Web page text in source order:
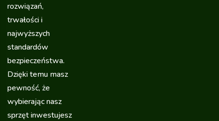
rozwiązań,
trwałości i
najwyższych
standardów
bezpieczeństwa.
Dzięki temu masz
pewność, że
wybierając nasz
sprzęt inwestujesz